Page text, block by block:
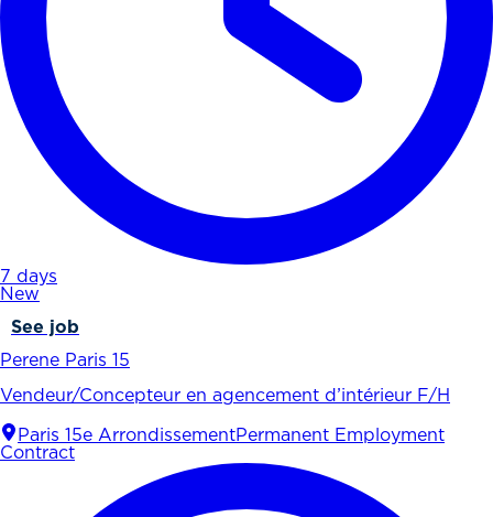
7 days
New
See job
Perene Paris 15
Vendeur/Concepteur en agencement d’intérieur F/H
Paris 15e ArrondissementPermanent Employment
Contract